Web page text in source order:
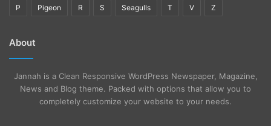
P Pigeon R S Seagulls T V Z
About
Jannah is a Clean Responsive WordPress Newspaper, Magazine,
News and Blog theme. Packed with options that allow you to
completely customize your website to your needs.